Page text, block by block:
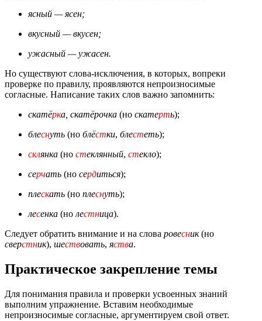
ясный — ясен;
вкусный — вкусен;
ужасный — ужасен.
Но существуют слова-исключения, в которых, вопреки
проверке по правилу, проявляются непроизносимые
согласные. Написание таких слов важно запомнить:
скатёрка, скатёрочка (но скатерть);
блеснуть (но блёстки, блестеть);
склянка (но стеклянный, стекло);
серчать (но сердиться);
плескать (но плеснуть);
лесенка (нолестница).
Следует обратить внимание и на слова ровесник(но
сверстник), шествовать,яства.
Практическое закрепление темы
Для понимания правила и проверки усвоенных знаний
выполним упражнение. Вставим необходимые
непроизносимые согласные, аргументируем свой ответ.